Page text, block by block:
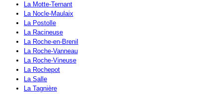
La Motte-Ternant
La Nocle-Maulaix
La Postolle
La Racineuse
La Roche-en-Brenil
La Roche-Vanneau
La Roche-Vineuse
La Rochepot
La Salle
La Tagnière